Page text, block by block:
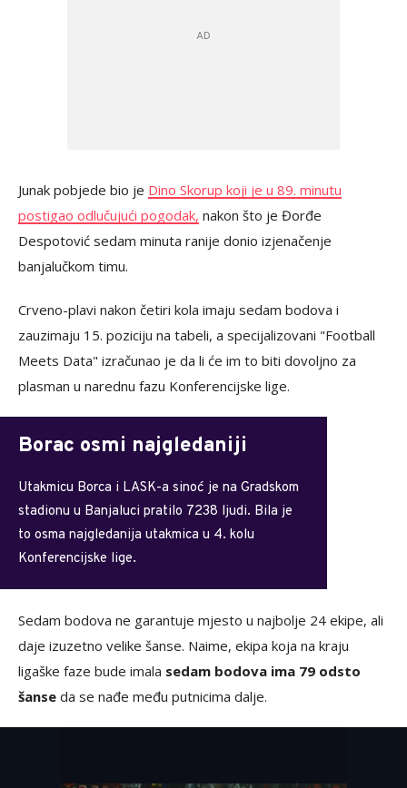
Junak pobjede bio je Dino Skorup koji je u 89. minutu
postigao odlučujući pogodak, nakon što je Đorđe
Despotović sedam minuta ranije donio izjenačenje
banjalučkom timu.
Crveno-plavi nakon četiri kola imaju sedam bodova i
zauzimaju 15. poziciju na tabeli, a specijalizovani "Football
Meets Data" izračunao je da li će im to biti dovoljno za
plasman u narednu fazu Konferencijske lige.
Borac osmi najgledaniji
Utakmicu Borca i LASK-a sinoć je na Gradskom
stadionu u Banjaluci pratilo 7238 ljudi. Bila je
to osma najgledanija utakmica u 4. kolu
Konferencijske lige.
Sedam bodova ne garantuje mjesto u najbolje 24 ekipe, ali
daje izuzetno velike šanse. Naime, ekipa koja na kraju
ligaške faze bude imala sedam bodova ima 79 odsto
šanse da se nađe među putnicima dalje.